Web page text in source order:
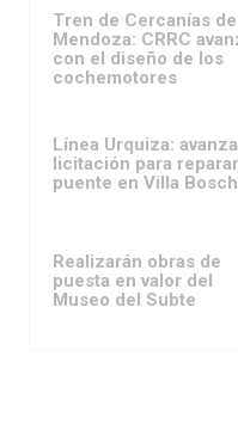
Tren de Cercanías de
Mendoza: CRRC
con el diseño de los
cochemotores
Línea Urquiza:
licitación para
puente en Villa Bosch
Realizarán obras de
puesta en valor del
Museo del Subte